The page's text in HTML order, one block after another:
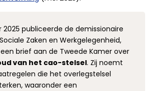
2025 publiceerde de demissionaire
Zaken en Werkgelegenheid,
een brief aan de Tweede Kamer over
van het cao-stelsel. Zij noemt
die het overlegstelsel
waaronder een